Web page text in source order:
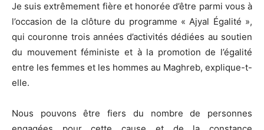
Je suis extrêmement fière et honorée d’être parmi vous à
l’occasion de la clôture du programme « Ajyal Égalité »,
qui couronne trois années d’activités dédiées au soutien
du mouvement féministe et à la promotion de l’égalité
entre les femmes et les hommes au Maghreb, explique-t-
elle.
Nous pouvons être fiers du nombre de personnes